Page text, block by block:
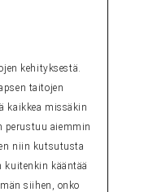
kehityksestä.
taitojen
kaikkea missäkin
perustuu aiemmin
niin kutsutusta
kuitenkin kääntää
siihen, onko